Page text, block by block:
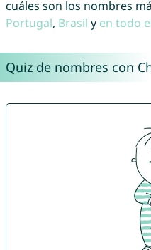
cuáles son los nombres
Portugal, Brasil y en todo
Quiz de nombres con